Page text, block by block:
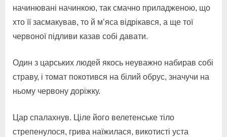
начинювані начинкою, так смачно приладженою, що
хто її засмакував, то й м’яса відрікався, а ще тої
червоної підливи казав собі давати.
Один з царських людей якось неуважно набирав собі
страву, і томат покотився на білий обрус, значучи на
ньому червону доріжку.
Цар спалахнув. Ціле його велетенське тіло
стрепенулося, грива наїжилася, викотисті уста